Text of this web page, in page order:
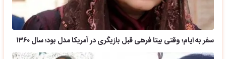
سفر به ایام؛ وقتی بیتا فرهی قبل بازیگری در آمریکا مدل بود؛ سال ۱۳۶۰